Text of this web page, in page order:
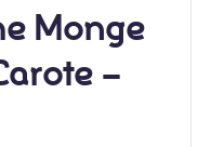
Monge
–